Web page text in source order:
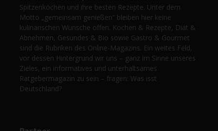
Spitzenköchen und ihre besten Rezepte. Unter dem
Motto „gemeinsam genießen“ bleiben hier keine
kulinarischen Wünsche offen. Kochen & Rezepte, Diät &
Abnehmen, Gesundes & Bio sowie Gastro & Gourmet
sind die Rubriken des Online-Magazins. Ein weites Feld,
vor dessen Hintergrund wir uns – ganz im Sinne unseres
Zieles, ein informatives und unterhaltsames
Ratgebermagazin zu sein – fragen: Was isst
Deutschland?